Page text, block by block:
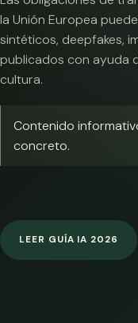
la Unión Europea
sintéticos, deepfakes,
publicados con ayuda
cultura.
Contenido
concreto.
LEER GUÍA IA 2026